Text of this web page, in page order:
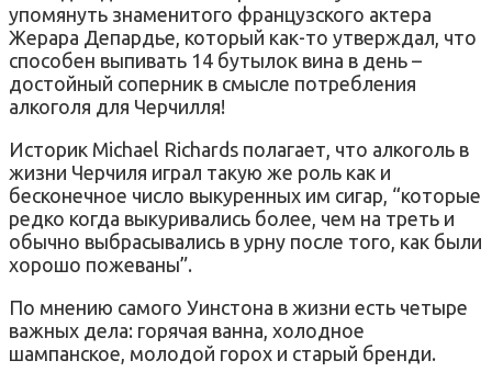
упомянуть знаменитого французского актера
Жерара Депардье, который как-то утверждал, что
способен выпивать 14 бутылок вина в день –
достойный соперник в смысле потребления
алкоголя для Черчилля!
Историк Michael Richards полагает, что алкоголь в
жизни Черчиля играл такую же роль как и
бесконечное число выкуренных им сигар, “которые
редко когда выкуривались более, чем на треть и
обычно выбрасывались в урну после того, как были
хорошо пожеваны”.
По мнению самого Уинстона в жизни есть четыре
важных дела: горячая ванна, холодное
шампанское, молодой горох и старый бренди.